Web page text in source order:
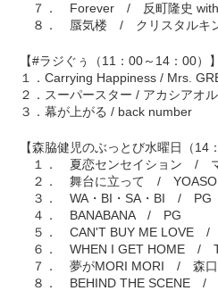
７． Forever / 反町隆史 with
８． 蜃気楼 / クリスタルキ
【#ラジぐぅ（11：00～14：00）】
１．Carrying Happiness / Mrs.
２．スーパースター / アカシアオ
３．幕が上がる / back number
【森脇健児のぶっとび水曜日（14
１． 夏恋センセイション / マ
２． 舞台に立って /
３． WA・BI・SA・BI / PG
４． BANABANA / PG
５． CAN'T BUY ME LOVE /
６． WHEN I GET HOME /
７． 夢がMORI MORI / 森
８． BEHIND THE SCENE /